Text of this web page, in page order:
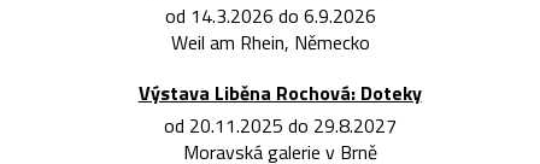
od 14.3.2026 do 6.9.2026
Weil am Rhein, Německo
Výstava Liběna Rochová: Doteky
od 20.11.2025 do 29.8.2027
Moravská galerie v Brně